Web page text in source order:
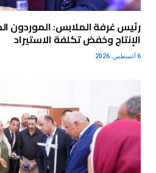
رئيس غرفة الملابس: الموردون
الإنتاج وخفض تكلفة الاستيراد
6 أغسطس، 2026